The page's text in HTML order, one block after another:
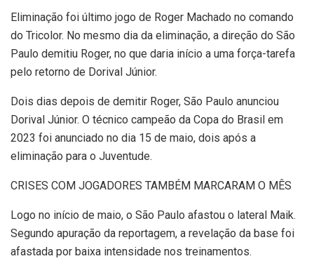
Eliminação foi último jogo de Roger Machado no comando
do Tricolor. No mesmo dia da eliminação, a direção do São
Paulo demitiu Roger, no que daria início a uma força-tarefa
pelo retorno de Dorival Júnior.
Dois dias depois de demitir Roger, São Paulo anunciou
Dorival Júnior. O técnico campeão da Copa do Brasil em
2023 foi anunciado no dia 15 de maio, dois após a
eliminação para o Juventude.
CRISES COM JOGADORES TAMBÉM MARCARAM O MÊS
Logo no início de maio, o São Paulo afastou o lateral Maik.
Segundo apuração da reportagem, a revelação da base foi
afastada por baixa intensidade nos treinamentos.